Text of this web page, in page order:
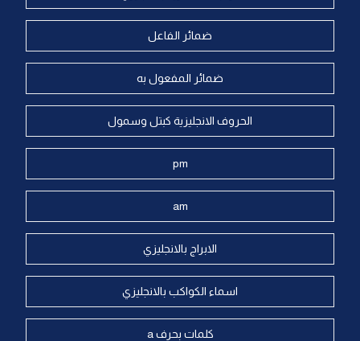
ضمائر الفاعل
ضمائر المفعول به
الحروف الانجليزية كبتل وسمول
pm
am
الابراج بالانجليزي
اسماء الكواكب بالانجليزي
كلمات بحرف a